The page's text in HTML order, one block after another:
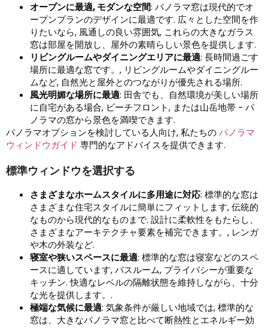
オープンに最適, モダンな空間: パノラマ窓は現代的でオ
ープンプランのデザインに最適です. 広々とした空間を作
りたいなら, 風通しの良い雰囲気, これらの大きなガラス
窓は部屋を開放し、屋外の素晴らしい景色を提供します.
リビングルームやダイニングエリアに最適: 長時間過ごす
場所に最適な窓です。, リビングルームやダイニングルー
ムなど, 自然光と屋外とのつながりが優先される場所.
風光明媚な場所に最適: 田舎でも、自然環境が美しい場所
に自宅がある場合, ビーチフロント, または山岳地帯 - パ
ノラマの窓から景色を満喫できます.
パノラマオプションを検討している人向け, 私たちのパノラマ
ウィンドウガイド 専門的なアドバイスを提供できます.
標準ウィンドウを選択する
さまざまなホームスタイルに多用途に対応: 標準的な窓は
さまざまな住宅スタイルに簡単にフィットします, 伝統的
なものから現代的なものまで. 設計に柔軟性をもたらし、
さまざまなアーキテクチャ要素を補完できます。, レンガ
や木の外装など.
寝室や狭いスペースに最適: 標準的な窓は寝室などのスペ
ースに適しています, バスルーム, プライバシーが重要な
キッチン. 快適なレベルの隔離状態を維持しながら、十分
な光を提供します。.
極端な気候に最適: 気象条件が厳しい地域では, 標準的な
窓は、大きなパノラマ窓と比べて断熱性とエネルギー効